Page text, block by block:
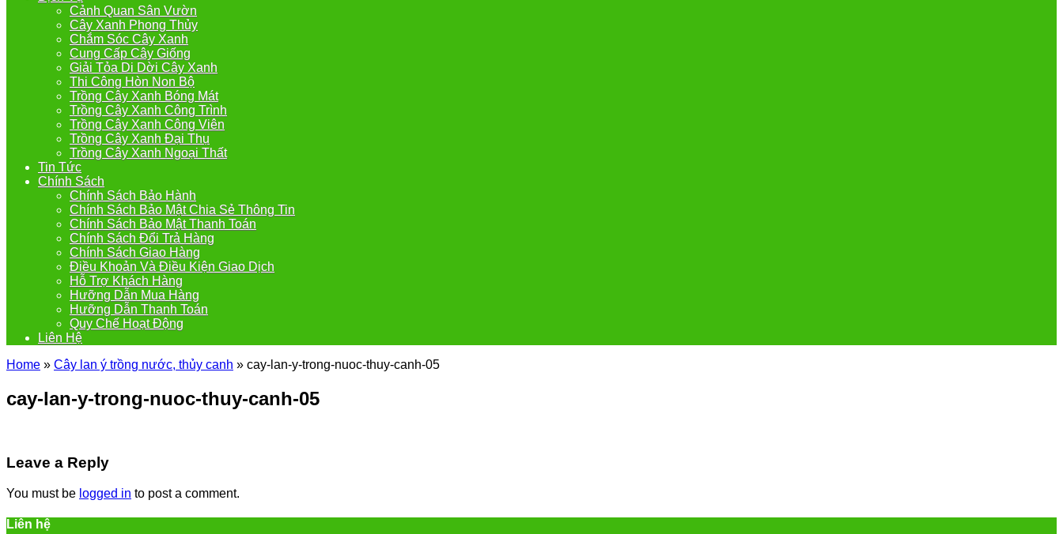
Cảnh Quan Sân Vườn
Cây Xanh Phong Thủy
Chắm Sóc Cây Xanh
Cung Cấp Cây Giống
Giải Tỏa Di Dời Cây Xanh
Thi Công Hòn Non Bộ
Trồng Cây Xanh Bóng Mát
Trồng Cây Xanh Công Trình
Trồng Cây Xanh Công Viên
Trồng Cây Xanh Đại Thụ
Trồng Cây Xanh Ngoại Thất
Tin Tức
Chính Sách
Chính Sách Bảo Hành
Chính Sách Bảo Mật Chia Sẻ Thông Tin
Chính Sách Bảo Mật Thanh Toán
Chính Sách Đổi Trả Hàng
Chính Sách Giao Hàng
Điều Khoản Và Điều Kiện Giao Dịch
Hỗ Trợ Khách Hàng
Hưỡng Dẫn Mua Hàng
Hưỡng Dẫn Thanh Toán
Quy Chế Hoạt Động
Liên Hệ
Home » Cây lan ý trồng nước, thủy canh » cay-lan-y-trong-nuoc-thuy-canh-05
cay-lan-y-trong-nuoc-thuy-canh-05
Leave a Reply
You must be logged in to post a comment.
Liên hệ